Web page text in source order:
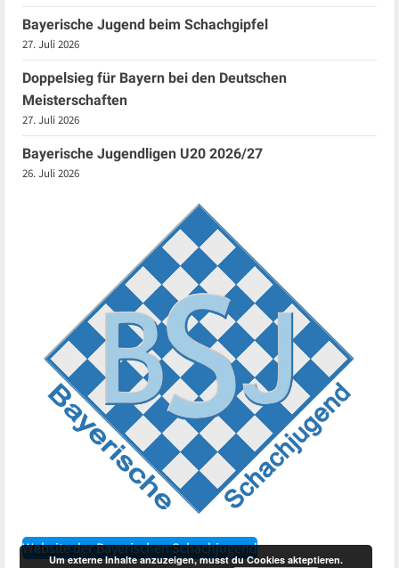
Bayerische Jugend beim Schachgipfel
27. Juli 2026
Doppelsieg für Bayern bei den Deutschen
Meisterschaften
27. Juli 2026
Bayerische Jugendligen U20 2026/27
26. Juli 2026
Website der Bayerischen Schachjugend
Um externe Inhalte anzuzeigen, musst du Cookies akteptieren.